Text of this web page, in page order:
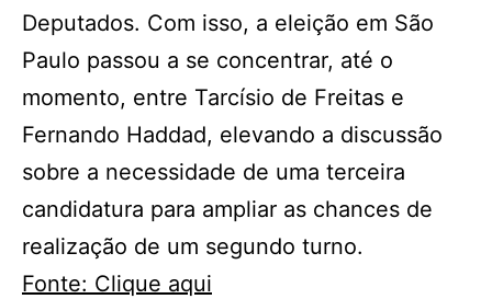
Deputados. Com isso, a eleição em São
Paulo passou a se concentrar, até o
momento, entre Tarcísio de Freitas e
Fernando Haddad, elevando a discussão
sobre a necessidade de uma terceira
candidatura para ampliar as chances de
realização de um segundo turno.
Fonte: Clique aqui